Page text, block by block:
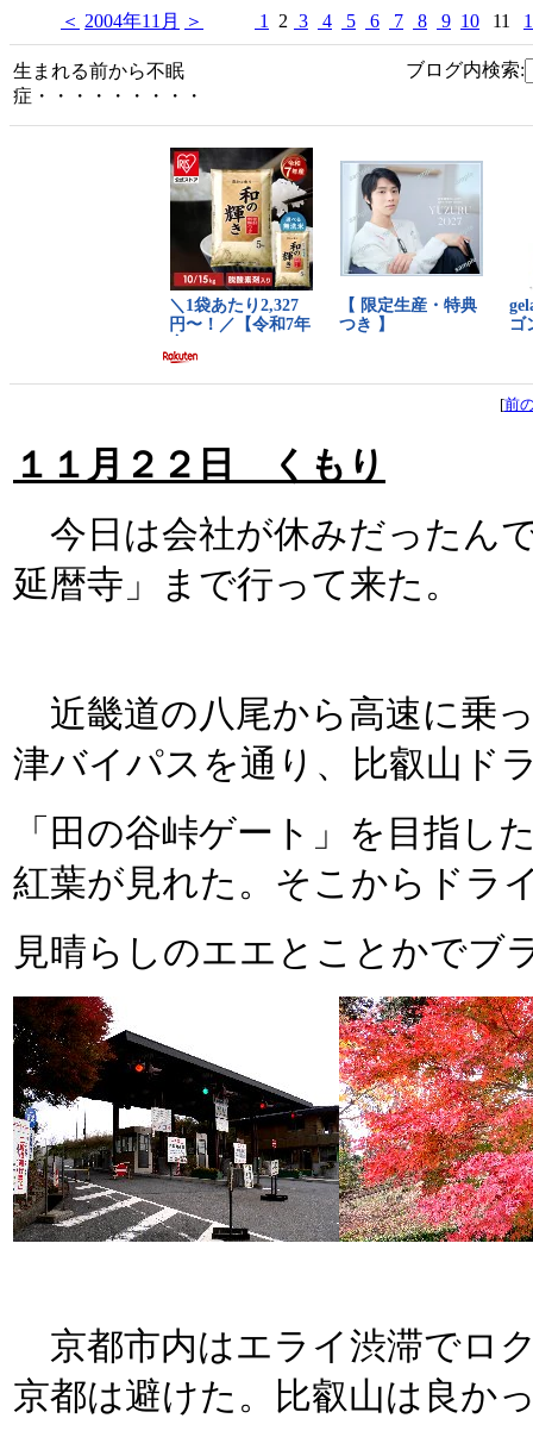
＜ 2004年11月 ＞ 1 2 3 4 5 6 7 8 9 10 11
生まれる前から不眠
症・・・・・・・・・
ブログ内検索:
[前
１１月２２日 くもり
今日は会社が休みだったん
延暦寺」まで行って来た。
近畿道の八尾から高速に乗
津バイパスを通り、比叡山ド
「田の谷峠ゲート」を目指し
紅葉が見れた。そこからドラ
見晴らしのエエとことかでブ
京都市内はエライ渋滞でロ
京都は避けた。比叡山は良か